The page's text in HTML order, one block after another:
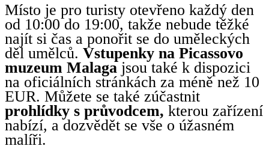
Místo je pro turisty otevřeno každý den
od 10:00 do 19:00, takže nebude těžké
najít si čas a ponořit se do uměleckých
děl umělců. Vstupenky na Picassovo
muzeum Malagajsou také k dispozici
na oficiálních stránkách za méně než 10
EUR. Můžete se také zúčastnit
prohlídky s průvodcem, kterou zařízení
nabízí, a dozvědět se vše o úžasném
malíři.